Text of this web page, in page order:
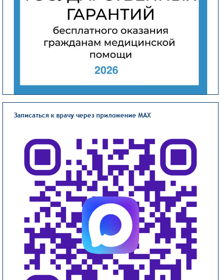
Записаться к врачу через приложение MAX